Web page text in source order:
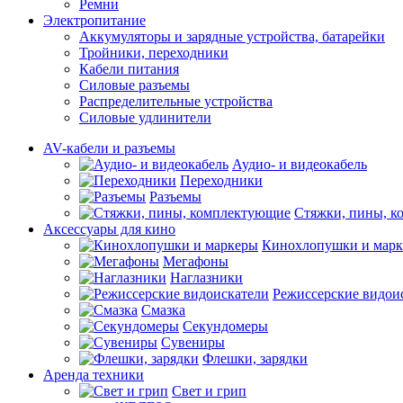
Ремни
Электропитание
Аккумуляторы и зарядные устройства, батарейки
Тройники, переходники
Кабели питания
Силовые разъемы
Распределительные устройства
Силовые удлинители
AV-кабели и разъемы
Аудио- и видеокабель
Переходники
Разъемы
Стяжки, пины,
Аксессуары для кино
Кинохлопушки и
Мегафоны
Наглазники
Режиссерские
Смазка
Секундомеры
Сувениры
Флешки, зарядки
Аренда техники
Свет и грип